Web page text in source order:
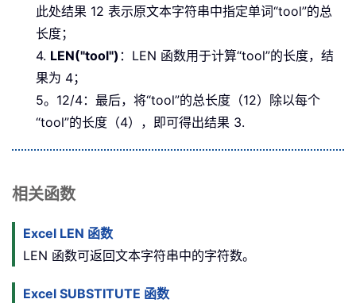
此处结果 12 表示原文本字符串中指定单词“tool”的总
长度；
4. LEN("tool") ：LEN 函数用于计算“tool”的长度，结
果为 4；
5。12/4：最后，将“tool”的总长度（12）除以每个
“tool”的长度（4），即可得出结果 3.
相关函数
Excel LEN 函数
LEN 函数可返回文本字符串中的字符数。
Excel SUBSTITUTE 函数